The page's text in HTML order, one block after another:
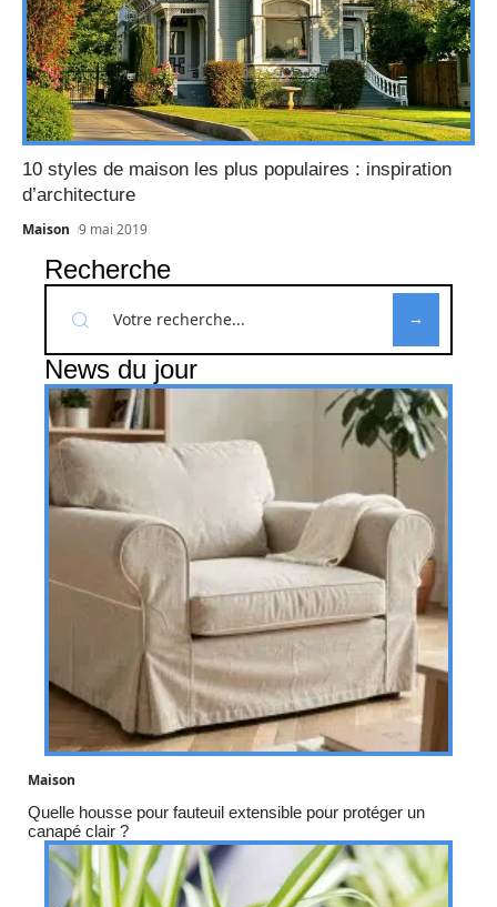
10 styles de maison les plus populaires : inspiration
d’architecture
Maison 9 mai 2019
Recherche
News du jour
Maison
Quelle housse pour fauteuil extensible pour protéger un
canapé clair ?